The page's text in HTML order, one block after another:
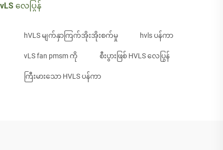
vLS လေပြွန်
hVLS မျက်နှာကြက်အိုးအိုးစက်မှု hvls ပန်ကာ
vLS fan pmsm ကို စီးပွားဖြစ် HVLS လေပြွန်
ကြီးမားသော HVLS ပန်ကာ